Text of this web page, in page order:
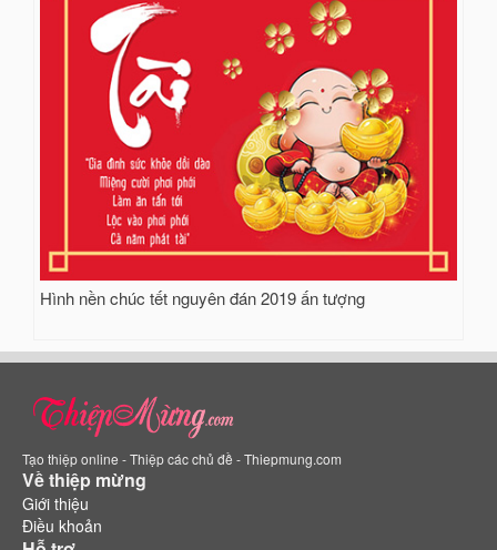
Hình nền chúc tết nguyên đán 2019 ấn tượng
Tạo thiệp online - Thiệp các chủ đề - Thiepmung.com
Về thiệp mừng
Giới thiệu
Điều khoản